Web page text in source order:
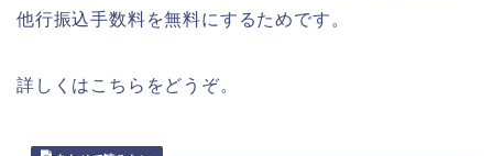
他行振込手数料を無料にするためです。
詳しくはこちらをどうぞ。